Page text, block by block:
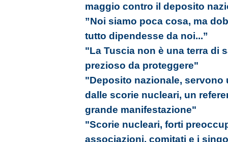
maggio contro il deposito
”Noi siamo poca cosa, ma
tutto dipendesse da noi...”
"La Tuscia non è una terra di
prezioso da proteggere"
"Deposito nazionale,
dalle scorie nucleari, un
grande manifestazione"
"Scorie nucleari, forti
associazioni, comitati e i